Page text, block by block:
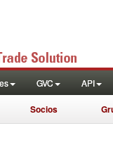
GVC API
Socios